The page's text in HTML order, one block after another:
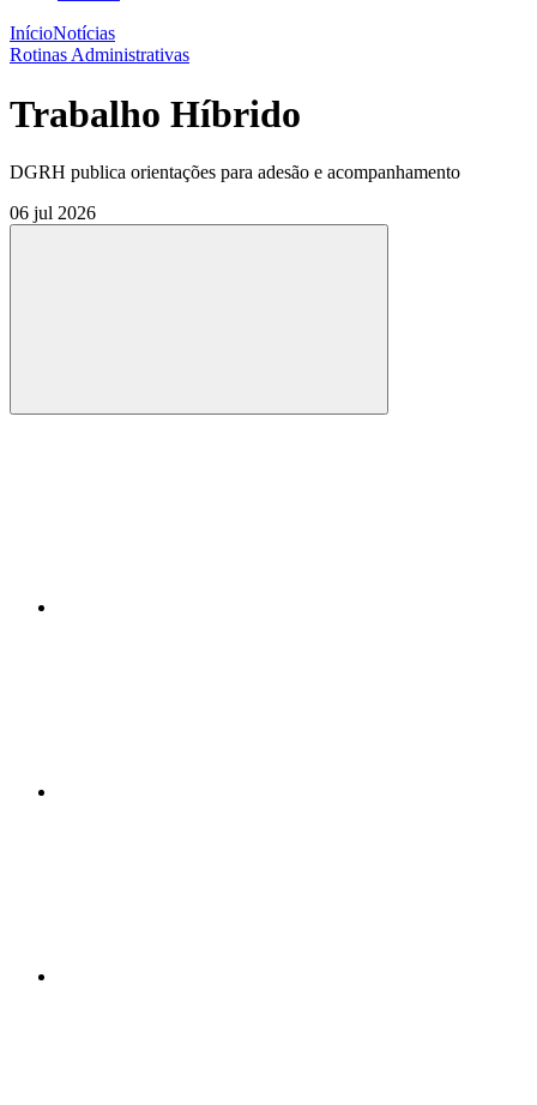
InícioNotícias
Rotinas Administrativas
Trabalho Híbrido
DGRH publica orientações para adesão e acompanhamento
06 jul 2026
Compartilhar